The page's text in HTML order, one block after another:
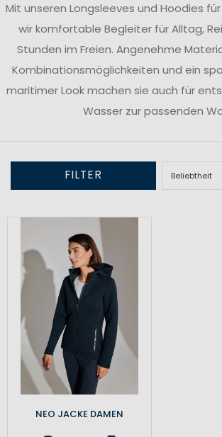
Mit unseren Longsleeves und Hoodies
wir komfortable Begleiter für Alltag,
Stunden im Freien. Angenehme
Kombinationsmöglichkeiten und ein
maritimer Look machen sie auch für
Wasser zur passenden
FILTER
NEO JACKE DAMEN